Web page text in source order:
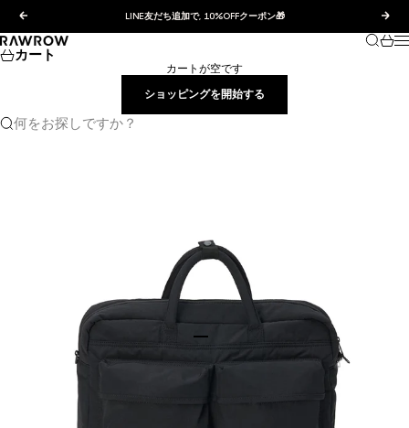
前へ LINE友だち追加で, 10%OFFクーポン🎁
次へ
RAWROW JAPAN
検索カー
カート
カートが空です
ショッピングを開始する
何をお探しですか？
I18n Error: Missing interpolation value
I18n Error: Missing interpolation value
I18n Error: Missing interpolation
I18n Error: Missing interpolation